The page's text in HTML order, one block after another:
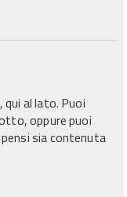
al lato. Puoi
oppure puoi
sia contenuta